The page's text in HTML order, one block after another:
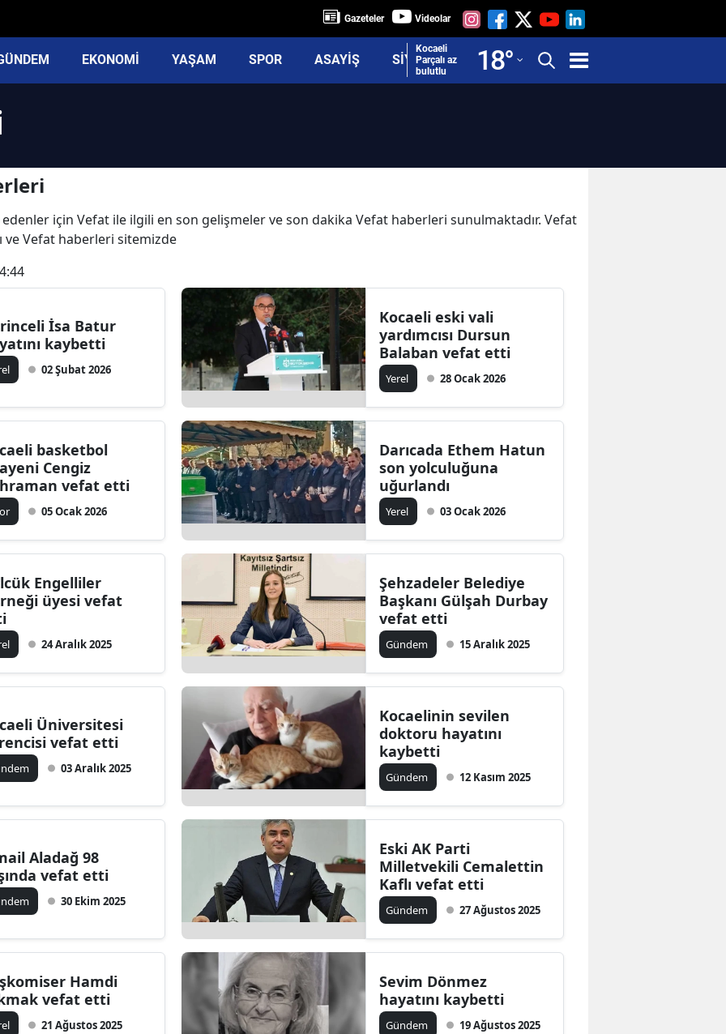
Gazeteler Videolar
EKONOMİ YAŞAM SPOR ASAYİŞ SİYASET
Kocaeli
Parçalı az
bulutlu
18°
Adana
Adıyaman
Ankara
Aydın
Balıkesir
Bilecik
Bitlis
Bolu
Burdur
Çanakkale
Çankırı
Çorum
Diyarbakır
Edirne
Elazığ
Erzurum
Eskişehir
Gaziantep
Gümüşhane
Hakkari
için Vefat ile ilgili en son gelişmeler ve son dakika Vefat haberleri sunulmaktadır. Vefat
Vefat haberleri sitemizde
İsa Batur
kaybetti
02 Şubat 2026
Kocaeli eski vali
yardımcısı Dursun
Balaban vefat etti
Yerel 28 Ocak 2026
basketbol
Cengiz
vefat etti
05 Ocak 2026
Darıcada Ethem Hatun
son yolculuğuna
uğurlandı
Yerel 03 Ocak 2026
Engelliler
üyesi vefat
24 Aralık 2025
Şehzadeler Belediye
Başkanı Gülşah Durbay
vefat etti
Gündem 15 Aralık 2025
Üniversitesi
vefat etti
03 Aralık 2025
Kocaelinin sevilen
doktoru hayatını
kaybetti
Gündem 12 Kasım 2025
Aladağ 98
vefat etti
30 Ekim 2025
Eski AK Parti
Milletvekili Cemalettin
Kaflı vefat etti
Gündem 27 Ağustos 2025
Hamdi
vefat etti
21 Ağustos 2025
Sevim Dönmez
hayatını kaybetti
Gündem 19 Ağustos 2025